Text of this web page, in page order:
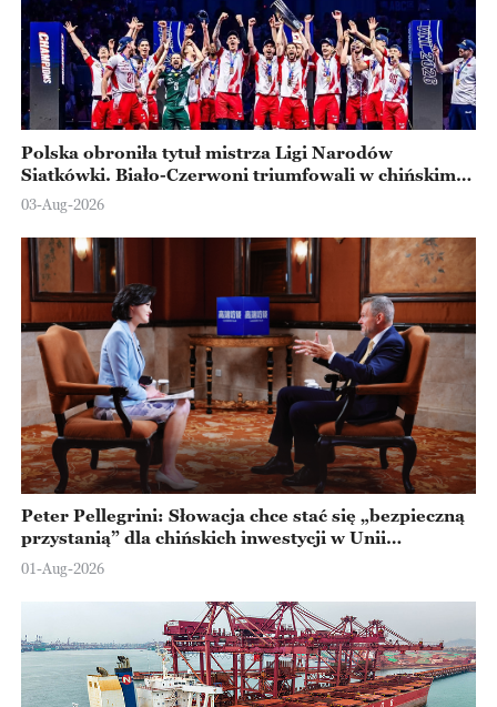
Polska obroniła tytuł mistrza Ligi Narodów
Siatkówki. Biało-Czerwoni triumfowali w chińskim
Ningbo
03-Aug-2026
Peter Pellegrini: Słowacja chce stać się „bezpieczną
przystanią” dla chińskich inwestycji w Unii
Europejskiej
01-Aug-2026